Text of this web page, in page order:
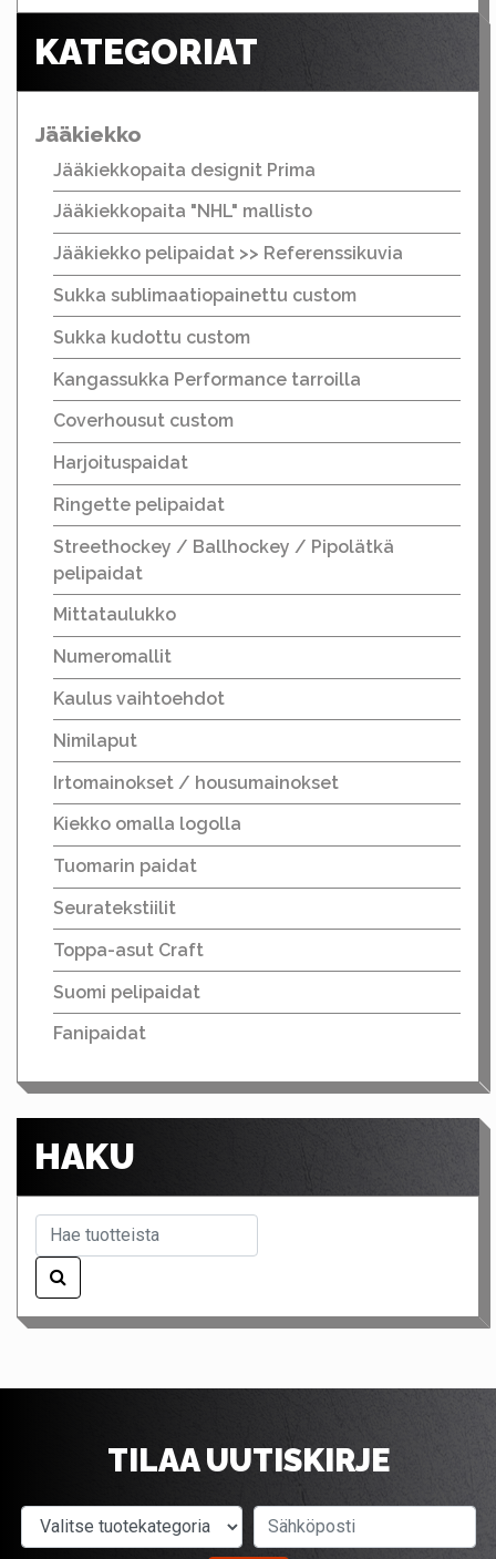
KATEGORIAT
Jääkiekko
Jääkiekkopaita designit Prima
Jääkiekkopaita "NHL" mallisto
Jääkiekko pelipaidat >> Referenssikuvia
Sukka sublimaatiopainettu custom
Sukka kudottu custom
Kangassukka Performance tarroilla
Coverhousut custom
Harjoituspaidat
Ringette pelipaidat
Streethockey / Ballhockey / Pipolätkä
pelipaidat
Mittataulukko
Numeromallit
Kaulus vaihtoehdot
Nimilaput
Irtomainokset / housumainokset
Kiekko omalla logolla
Tuomarin paidat
Seuratekstiilit
Toppa-asut Craft
Suomi pelipaidat
Fanipaidat
HAKU
TILAA UUTISKIRJE
Valitse tuotekategoria